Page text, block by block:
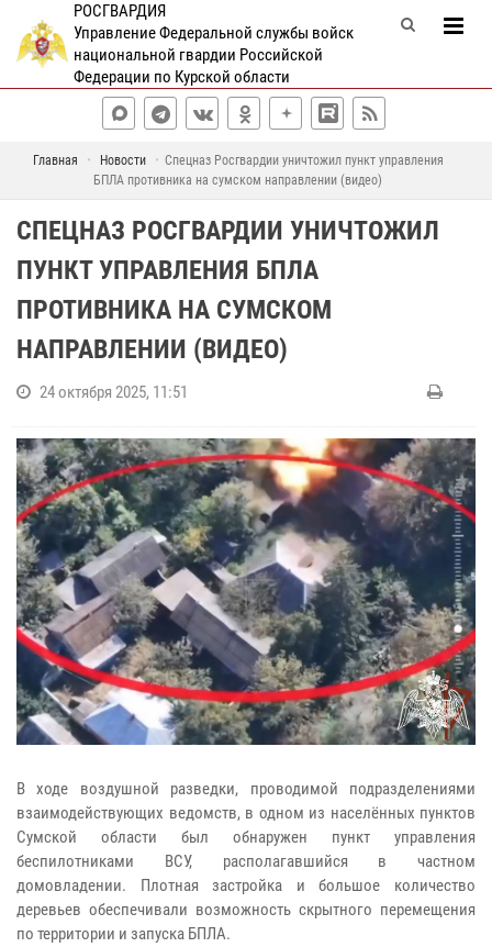
РОСГВАРДИЯ
Управление Федеральной службы войск
национальной гвардии Российской
Федерации по Курской области
Главная Новости
Спецназ Росгвардии уничтожил пункт управления
БПЛА противника на сумском направлении (видео)
СПЕЦНАЗ РОСГВАРДИИ УНИЧТОЖИЛ
ПУНКТ УПРАВЛЕНИЯ БПЛА
ПРОТИВНИКА НА СУМСКОМ
НАПРАВЛЕНИИ (ВИДЕО)
24 октября 2025, 11:51
В ходе воздушной разведки, проводимой подразделениями
взаимодействующих ведомств, в одном из населённых пунктов
Сумской области был обнаружен пункт управления
беспилотниками ВСУ, располагавшийся в частном
домовладении. Плотная застройка и большое количество
деревьев обеспечивали возможность скрытного перемещения
по территории и запуска БПЛА.